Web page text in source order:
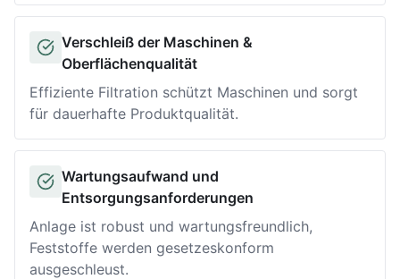
Solution
Verschleiß der Maschinen &
Oberflächenqualität
Effiziente Filtration schützt Maschinen und sorgt
für dauerhafte Produktqualität.
Solution
Wartungsaufwand und
Entsorgungsanforderungen
Anlage ist robust und wartungsfreundlich,
Feststoffe werden gesetzeskonform
ausgeschleust.